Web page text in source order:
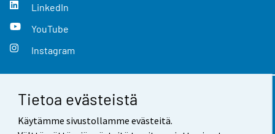
Tietoa evästeistä
Käytämme sivustollamme evästeitä.
LinkedIn
YouTube
Instagram
Yhteystiedot
Palaute